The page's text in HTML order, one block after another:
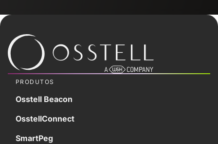
PRODUTOS
Osstell Beacon
OsstellConnect
SmartPeg